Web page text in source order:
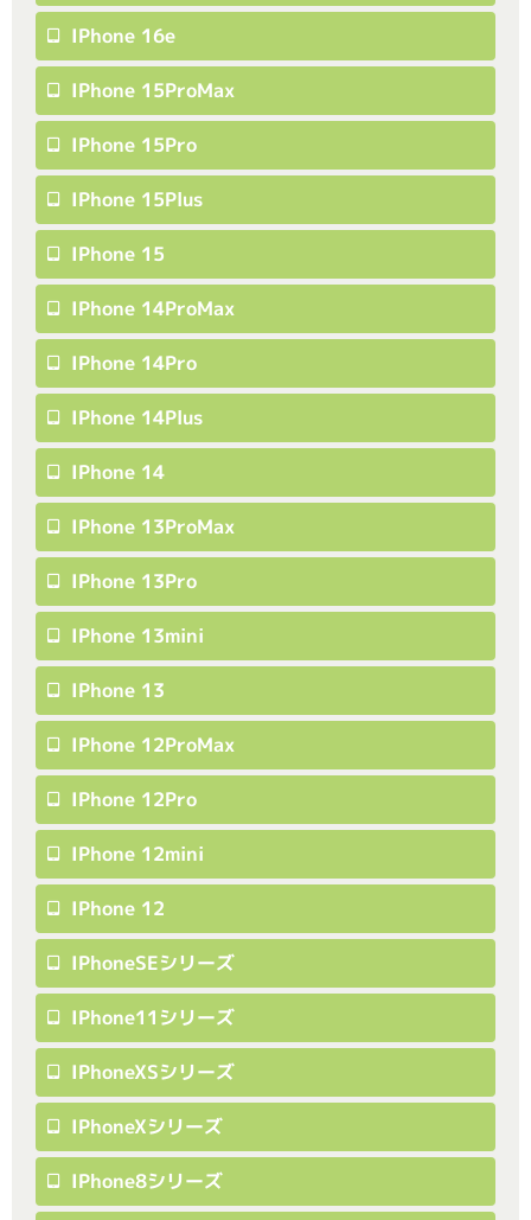
IPhone 16e
IPhone 15ProMax
IPhone 15Pro
IPhone 15Plus
IPhone 15
IPhone 14ProMax
IPhone 14Pro
IPhone 14Plus
IPhone 14
IPhone 13ProMax
IPhone 13Pro
IPhone 13mini
IPhone 13
IPhone 12ProMax
IPhone 12Pro
IPhone 12mini
IPhone 12
IPhoneSEシリーズ
IPhone11シリーズ
IPhoneXSシリーズ
IPhoneXシリーズ
IPhone8シリーズ